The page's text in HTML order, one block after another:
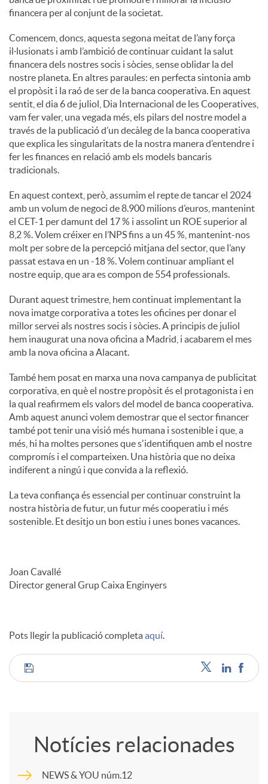
financera per al conjunt de la societat.
Comencem, doncs, aquesta segona meitat de l’any força
il·lusionats i amb l’ambició de continuar cuidant la salut
financera dels nostres socis i sòcies, sense oblidar la del
nostre planeta. En altres paraules: en perfecta sintonia amb
el propòsit i la raó de ser de la banca cooperativa. En aquest
sentit, el dia 6 de juliol, Dia Internacional de les Cooperatives,
vam fer valer, una vegada més, els pilars del nostre model a
través de la publicació d’un decàleg de la banca cooperativa
que explica les singularitats de la nostra manera d’entendre i
fer les finances en relació amb els models bancaris
tradicionals.
En aquest context, però, assumim el repte de tancar el 2024
amb un volum de negoci de 8.900 milions d’euros, mantenint
el CET-1 per damunt del 17 % i assolint un ROE superior al
8,2 %. Volem créixer en l’NPS fins a un 45 %, mantenint-nos
molt per sobre de la percepció mitjana del sector, que l’any
passat estava en un -18 %. Volem continuar ampliant el
nostre equip, que ara es compon de 554 professionals.
Durant aquest trimestre, hem continuat implementant la
nova imatge corporativa a totes les oficines per donar el
millor servei als nostres socis i sòcies. A principis de juliol
hem inaugurat una nova oficina a Madrid, i acabarem el mes
amb la nova oficina a Alacant.
També hem posat en marxa una nova campanya de publicitat
corporativa, en què el nostre propòsit és el protagonista i en
la qual reafirmem els valors del model de banca cooperativa.
Amb aquest anunci volem demostrar que el sector financer
també pot tenir una visió més humana i sostenible i que, a
més, hi ha moltes persones que s'identifiquen amb el nostre
compromís i el comparteixen. Una història que no deixa
indiferent a ningú i que convida a la reflexió.
La teva confiança és essencial per continuar construint la
nostra història de futur, un futur més cooperatiu i més
sostenible. Et desitjo un bon estiu i unes bones vacances.
Joan Cavallé
Director general Grup Caixa Enginyers
Pots llegir la publicació completaaquí.
C
Notícies relacionades
NEWS & YOU núm.12